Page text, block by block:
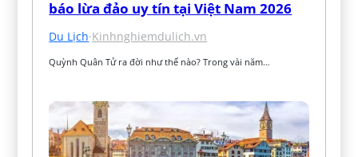
báo lừa đảo uy tín tại Việt Nam 2026
Du Lịch·Kinhnghiemdulich.vn
Quỳnh Quân Tử ra đời như thế nào? Trong vài năm…